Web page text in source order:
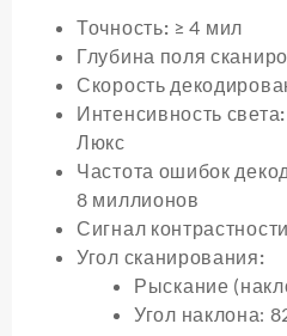
Точность: ≥ 4 мил
Глубина поля
Скорость
Интенсивность света:
Люкс
Частота ошибок
8 миллионов
Сигнал
Угол сканирования:
Рыскание
Угол наклона: